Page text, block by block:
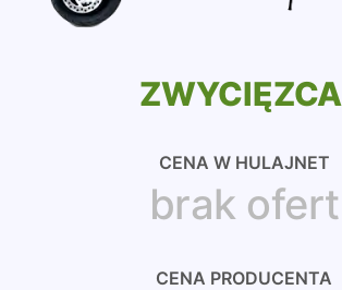
ZWYCIĘZCA
CENA W HULAJNET
brak ofert
CENA PRODUCENTA